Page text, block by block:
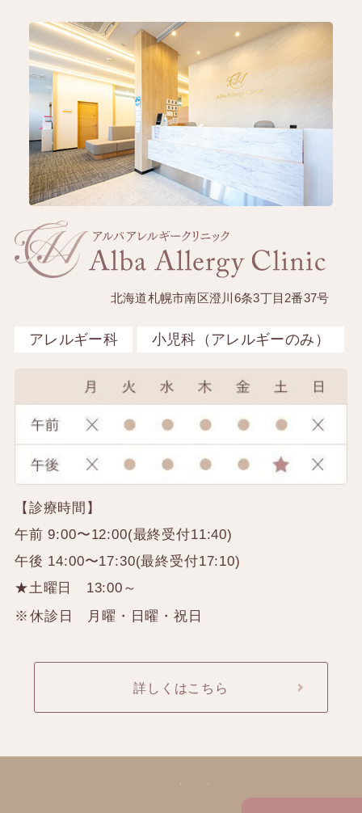
北海道札幌市南区澄川6条3丁目2番37号
アレルギー科 小児科（アレルギーのみ）
【診療時間】
午前 9:00〜12:00(最終受付11:40)
午後 14:00〜17:30(最終受付17:10)
★土曜日 13:00～
休診日 月曜・日曜・祝日
詳しくはこちら